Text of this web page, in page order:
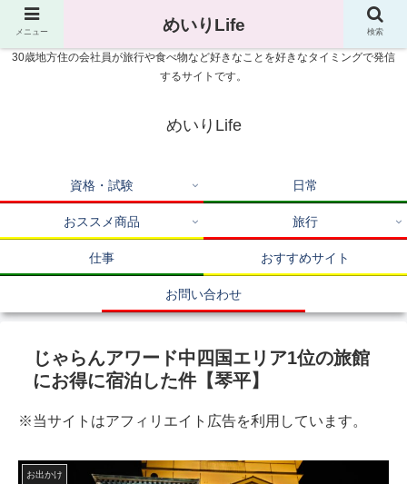
30歳地方住の会社員が旅行や食べ物など好きなことを好きなタイミングで発信
するサイトです。
めいりLife
資格・試験 日常
おススメ商品 旅行
仕事 おすすめサイト
お問い合わせ
じゃらんアワード中四国エリア1位の旅館
にお得に宿泊した件【琴平】
※当サイトはアフィリエイト広告を利用しています。
お出かけ
メニュー めいりLife 検索